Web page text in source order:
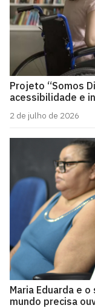
Projeto “Somos
acessibilidade e
2 de julho de 2026
Maria Eduarda e
mundo precisa